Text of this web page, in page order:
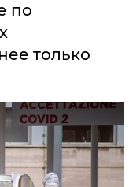
по
только